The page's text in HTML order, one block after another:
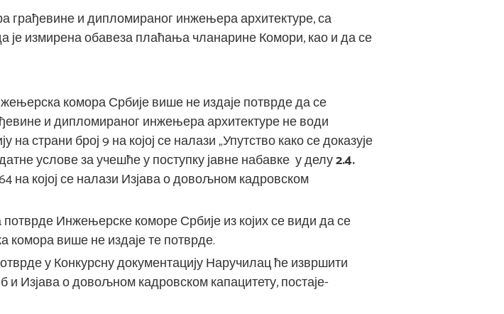
и дипломираног инжењера архитектуре, са
је измирена обавеза плаћања чланарине Комори, као и да се
комора Србије више не издаје потврде да се
и дипломираног инжењера архитектуре не води
страни број 9 на којој се налази „Упутство како се доказује
услове за учешће у поступку јавне набавке у делу2.4.
на којој се налази Изјава о довољном кадровском
Инжењерске коморе Србије из којих се види да се
комора више не издаје те потврде.
у Конкурсну документацију Наручилац ће извршити
и Изјава о довољном кадровском капацитету, постаје-